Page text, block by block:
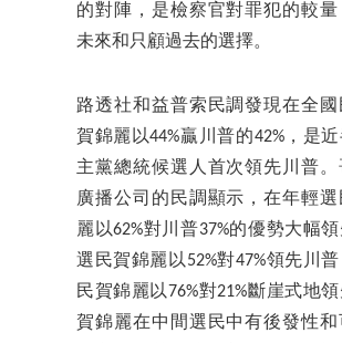
的對陣，是檢察官對罪犯的較量
未來和只顧過去的選擇。
路透社和益普索民調發現在全國
賀錦麗以44%贏川普的42%，是
主黨總統候選人首次領先川普。
廣播公司的民調顯示，在年輕
麗以62%對川普37%的優勢大幅
選民賀錦麗以52%對47%領先川
民賀錦麗以76%對21%斷崖式地領
賀錦麗在中間選民中有後發性和